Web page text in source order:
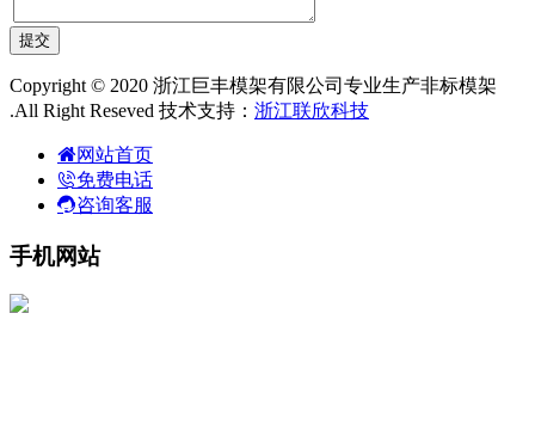
Copyright © 2020 浙江巨丰模架有限公司专业生产非标模架
.All Right Reseved 技术支持： 浙江联欣科技
网站首页
免费电话
咨询客服
手机网站